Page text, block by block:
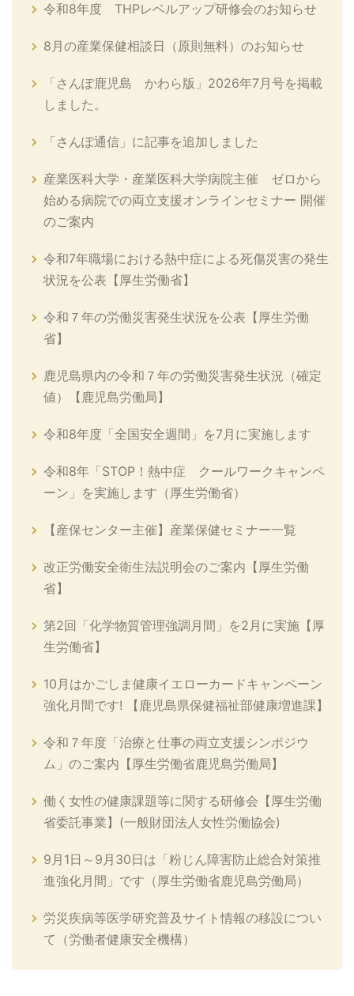
令和8年度 THPレベルアップ研修会のお知らせ
8月の産業保健相談日（原則無料）のお知らせ
「さんぽ鹿児島 かわら版」2026年7月号を掲載
しました。
「さんぽ通信」に記事を追加しました
産業医科大学・産業医科大学病院主催 ゼロから
始める病院での両立支援オンラインセミナー 開催
のご案内
令和7年職場における熱中症による死傷災害の発生
状況を公表【厚生労働省】
令和７年の労働災害発生状況を公表【厚生労働
省】
鹿児島県内の令和７年の労働災害発生状況（確定
値）【鹿児島労働局】
令和8年度「全国安全週間」を7月に実施します
令和8年「STOP！熱中症 クールワークキャンペ
ーン」を実施します（厚生労働省）
【産保センター主催】産業保健セミナー一覧
改正労働安全衛生法説明会のご案内【厚生労働
省】
第2回「化学物質管理強調月間」を2月に実施【厚
生労働省】
10月はかごしま健康イエローカードキャンペーン
強化月間です! 【鹿児島県保健福祉部健康増進課】
令和７年度「治療と仕事の両立支援シンポジウ
ム」のご案内【厚生労働省鹿児島労働局】
働く女性の健康課題等に関する研修会【厚生労働
省委託事業】(一般財団法人女性労働協会)
9月1日～9月30日は「粉じん障害防止総合対策推
進強化月間」です（厚生労働省鹿児島労働局）
労災疾病等医学研究普及サイト情報の移設につい
て（労働者健康安全機構）